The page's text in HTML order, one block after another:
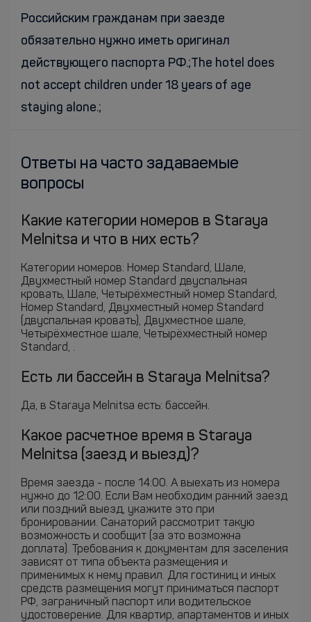
Российским гражданам при заезде
обязательно нужно иметь оригинал
действующего паспорта РФ.;The hotel does
not accept children under 18 years of age
staying alone.;
Ответы на часто задаваемые
вопросы
Какие категории номеров в Staraya
Melnitsa и что в них есть?
Категории номеров: Номер Standard, Шале,
Двухместный номер Standard двуспальная
кровать, Шале, Четырёхместный номер Standard,
Номер Standard, Двухместный номер Standard
(двуспальная кровать), Двухместное шале,
Четырёхместное шале, Четырёхместный номер
Standard, .
Есть ли бассейн в Staraya Melnitsa?
Да, в Staraya Melnitsa есть: бассейн.
Какое расчетное время в Staraya
Melnitsa (заезд и выезд)?
Время заезда - после 14:00. А выехать из номера
нужно до 12:00. Если Вам необходим ранний заезд
или поздний выезд, укажите это при
бронировании. Санаторий рассмотрит такую
возможность и сообщит (за это возможна
доплата). Требования к документам для заселения
зависят от типа объекта размещения и
применимых к нему правил. Для гостиниц и иных
средств размещения могут приниматься паспорт
РФ, заграничный паспорт или водительское
удостоверение. Для квартир, апартаментов и иных